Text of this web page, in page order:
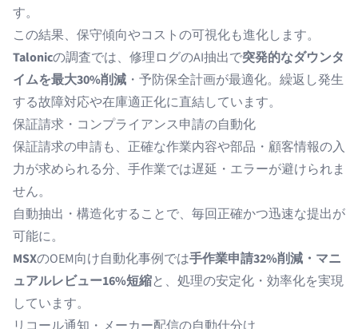
す。
この結果、保守傾向やコストの可視化も進化します。
Talonicの調査では、修理ログのAI抽出で突発的なダウンタ
イムを最大30%削減 ・予防保全計画が最適化。繰返し発生
する故障対応や在庫適正化に直結しています。
保証請求・コンプライアンス申請の自動化
保証請求の申請も、正確な作業内容や部品・顧客情報の入
力が求められる分、手作業では遅延・エラーが避けられま
せん。
自動抽出・構造化することで、毎回正確かつ迅速な提出が
可能に。
MSXのOEM向け自動化事例では手作業申請32%削減・マニ
ュアルレビュー16%短縮と、処理の安定化・効率化を実現
しています。